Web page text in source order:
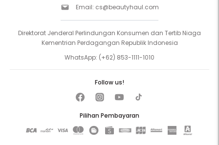
Email: cs@beautyhaul.com
Direktorat Jenderal Perlindungan Konsumen dan Tertib Niaga
Kementrian Perdagangan Republik Indonesia
WhatsApp: (+62) 853-1111-1010
Pilihan Pembayaran
Follow us!